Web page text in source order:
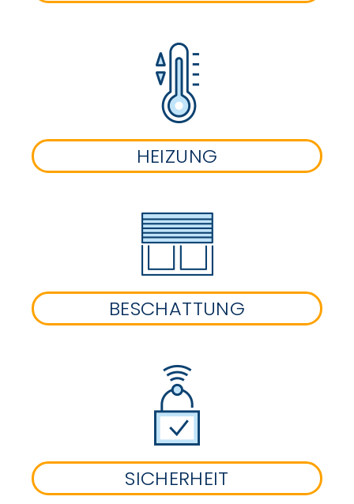
HEIZUNG
BESCHATTUNG
SICHERHEIT